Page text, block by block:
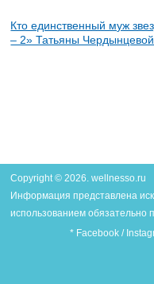
Кто единственный муж
– 2» Татьяны Чердынцевой
Copyright © 2026. wellnesso.ru
Информация представлена
использованием обязательно
* Facebook /